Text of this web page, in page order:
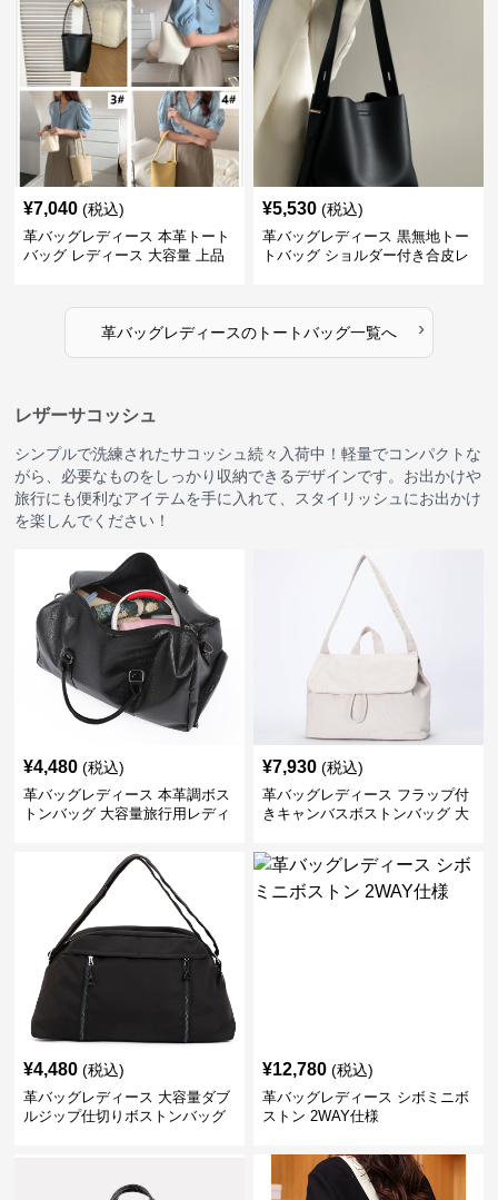
¥7,040 (税込)
革バッグレディース 本革トート
バッグ レディース 大容量 上品
¥5,530 (税込)
革バッグレディース 黒無地トー
トバッグ ショルダー付き合皮レ
革バッグレディースのトートバッグ一覧へ ›
レザーサコッシュ
シンプルで洗練されたサコッシュ続々入荷中！軽量でコンパクトな
がら、必要なものをしっかり収納できるデザインです。お出かけや
旅行にも便利なアイテムを手に入れて、スタイリッシュにお出かけ
を楽しんでください！
¥4,480 (税込)
革バッグレディース 本革調ボス
トンバッグ 大容量旅行用レディ
¥7,930 (税込)
革バッグレディース フラップ付
きキャンバスボストンバッグ 大
¥4,480 (税込)
革バッグレディース 大容量ダブ
ルジップ仕切りボストンバッグ
¥12,780 (税込)
革バッグレディース シボミニボ
ストン 2WAY仕様